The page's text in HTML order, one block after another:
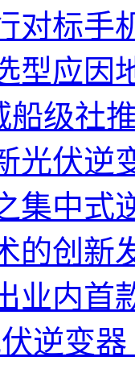
对标手
型应因
船级社
光伏逆
集中式
的创新
业内首
逆变器